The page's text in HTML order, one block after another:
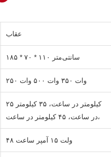
عقاب
۱۸۵ * ۷۰ * ۱۱۰ سانتی‌متر
۲۵۰ وات ۳۵۰ وات ۵۰۰ وات
۲۵ کیلومتر در ساعت، ۳۵ کیلومتر
در ساعت، ۴۵ کیلومتر در ساعت،
۴۸ ولت ۱۵ آمپر ساعت